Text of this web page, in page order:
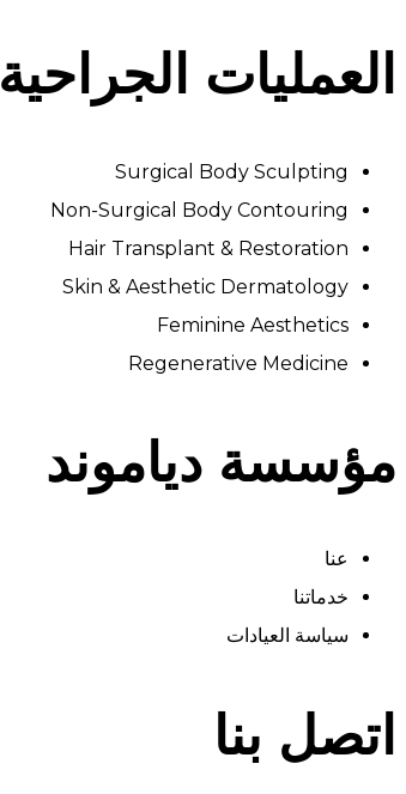
العمليات الجراحية
Surgical Body Sculpting
Non-Surgical Body Contouring
Hair Transplant & Restoration
Skin & Aesthetic Dermatology
Feminine Aesthetics
Regenerative Medicine
مؤسسة دياموند
عنا
خدماتنا
سياسة العيادات
اتصل بنا